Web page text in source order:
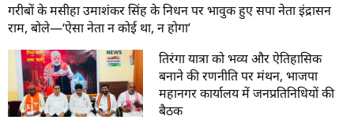
गरीबों के मसीहा उमाशंकर सिंह के निधन पर भावुक हुए सपा नेता इंद्रासन
राम, बोले—‘ऐसा नेता न कोई था, न होगा’
तिरंगा यात्रा को भव्य और ऐतिहासिक
बनाने की रणनीति पर मंथन, भाजपा
महानगर कार्यालय में जनप्रतिनिधियों की
बैठक